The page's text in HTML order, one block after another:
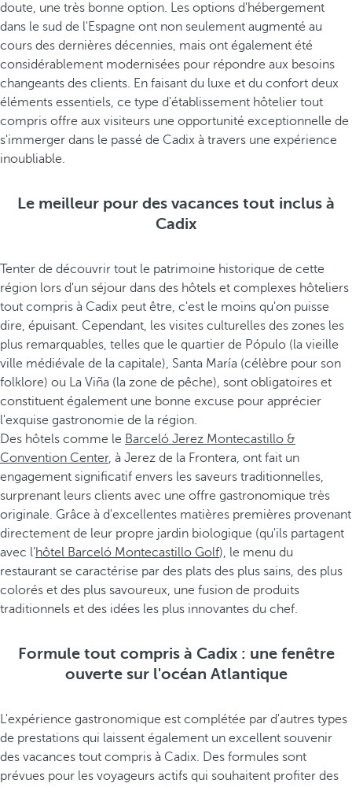
doute, une très bonne option. Les options d'hébergement
dans le sud de l'Espagne ont non seulement augmenté au
cours des dernières décennies, mais ont également été
considérablement modernisées pour répondre aux besoins
changeants des clients. En faisant du luxe et du confort deux
éléments essentiels, ce type d'établissement hôtelier tout
compris offre aux visiteurs une opportunité exceptionnelle de
s'immerger dans le passé de Cadix à travers une expérience
inoubliable.
Le meilleur pour des vacances tout inclus à
Cadix
Tenter de découvrir tout le patrimoine historique de cette
région lors d'un séjour dans des hôtels et complexes hôteliers
tout compris à Cadix peut être, c'est le moins qu'on puisse
dire, épuisant. Cependant, les visites culturelles des zones les
plus remarquables, telles que le quartier de Pópulo (la vieille
ville médiévale de la capitale), Santa María (célèbre pour son
folklore) ou La Viña (la zone de pêche), sont obligatoires et
constituent également une bonne excuse pour apprécier
l'exquise gastronomie de la région.
Des hôtels comme le Barceló Jerez Montecastillo &
Convention Center, à Jerez de la Frontera, ont fait un
engagement significatif envers les saveurs traditionnelles,
surprenant leurs clients avec une offre gastronomique très
originale. Grâce à d'excellentes matières premières provenant
directement de leur propre jardin biologique (qu'ils partagent
avec l'hôtel Barceló Montecastillo Golf), le menu du
restaurant se caractérise par des plats des plus sains, des plus
colorés et des plus savoureux, une fusion de produits
traditionnels et des idées les plus innovantes du chef.
Formule tout compris à Cadix : une fenêtre
ouverte sur l'océan Atlantique
L'expérience gastronomique est complétée par d'autres types
de prestations qui laissent également un excellent souvenir
des vacances tout compris à Cadix. Des formules sont
prévues pour les voyageurs actifs qui souhaitent profiter des